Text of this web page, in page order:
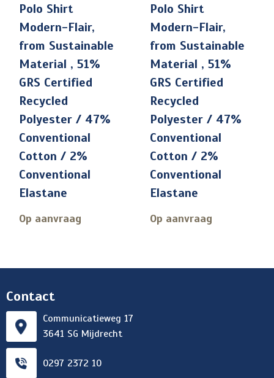
Polo Shirt
Modern-Flair,
from Sustainable
Material , 51%
GRS Certified
Recycled
Polyester / 47%
Conventional
Cotton / 2%
Conventional
Elastane
Op aanvraag
Polo Shirt
Modern-Flair,
from Sustainable
Material , 51%
GRS Certified
Recycled
Polyester / 47%
Conventional
Cotton / 2%
Conventional
Elastane
Op aanvraag
Contact
Communicatieweg 17
3641 SG Mijdrecht
0297 2372 10